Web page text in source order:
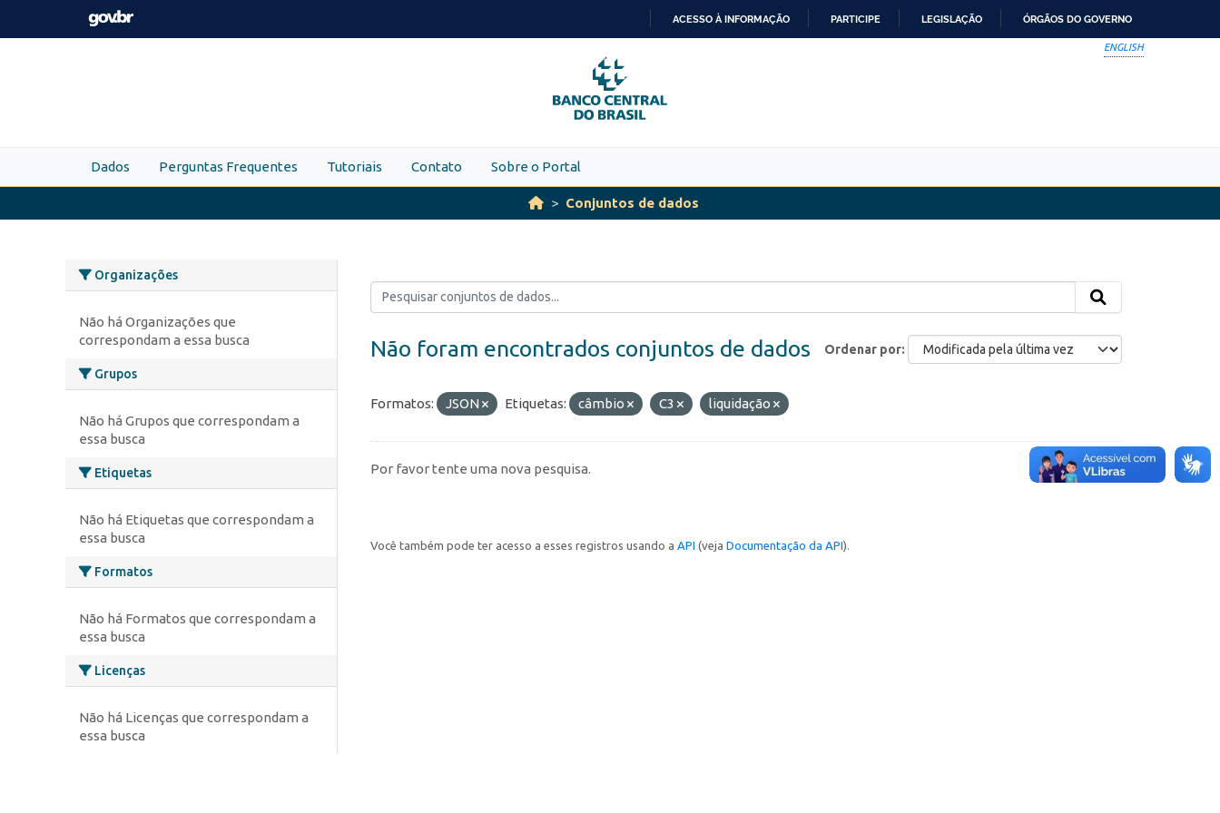
Skip to main content
PARA
O
CONTEÚDO
ACESSO À INFORMAÇÃO PARTICIPE LEGISLAÇÃO ÓRGÃOS DO GOVERNO
ENGLISH
Dados Perguntas Frequentes Tutoriais Contato Sobre o Portal
Conjuntos de dados
Organizações
Não há Organizações que
correspondam a essa busca
Grupos
Não há Grupos que correspondam a
essa busca
Etiquetas
Não há Etiquetas que correspondam a
essa busca
Formatos
Não há Formatos que correspondam a
essa busca
Licenças
Não há Licenças que correspondam a
essa busca
Ordenar por
Não foram encontrados conjuntos de dados
Formatos: JSON Etiquetas: câmbio C3 liquidação
Por favor tente uma nova pesquisa.
Você também pode ter acesso a esses registros usando a API (veja Documentação da API).